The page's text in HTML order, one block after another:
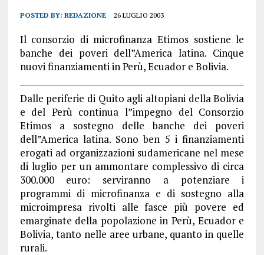
POSTED BY: REDAZIONE 26 LUGLIO 2003
Il consorzio di microfinanza Etimos sostiene le
banche dei poveri dell”America latina. Cinque
nuovi finanziamenti in Perù, Ecuador e Bolivia.
Dalle periferie di Quito agli altopiani della Bolivia
e del Perù continua l”impegno del Consorzio
Etimos a sostegno delle banche dei poveri
dell”America latina. Sono ben 5 i finanziamenti
erogati ad organizzazioni sudamericane nel mese
di luglio per un ammontare complessivo di circa
300.000 euro: serviranno a potenziare i
programmi di microfinanza e di sostegno alla
microimpresa rivolti alle fasce più povere ed
emarginate della popolazione in Perù, Ecuador e
Bolivia, tanto nelle aree urbane, quanto in quelle
rurali.